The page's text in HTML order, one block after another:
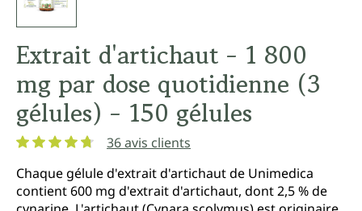
Extrait d'artichaut - 1 800
mg par dose quotidienne (3
gélules) - 150 gélules
36 avis clients
Chaque gélule d'extrait d'artichaut de Unimedica
contient 600 mg d'extrait d'artichaut, dont 2,5 % de